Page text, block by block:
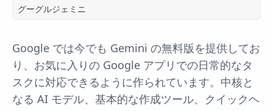
グーグルジェミニ
Google では今でも Gemini の無料版を提供してお
り、お気に入りの Google アプリでの日常的なタ
スクに対応できるように作られています。中核と
なる AI モデル、基本的な作成ツール、クイックヘ